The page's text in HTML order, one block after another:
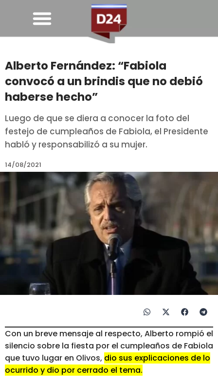
Alberto Fernández: “Fabiola
convocó a un brindis que no debió
haberse hecho”
Luego de que se diera a conocer la foto del
festejo de cumpleaños de Fabiola, el Presidente
habló y responsabilizó a su mujer.
14/08/2021
Con un breve mensaje al respecto, Alberto rompió el
silencio sobre la fiesta por el cumpleaños de Fabiola
que tuvo lugar en Olivos, dio sus explicaciones de lo
ocurrido y dio por cerrado el tema.